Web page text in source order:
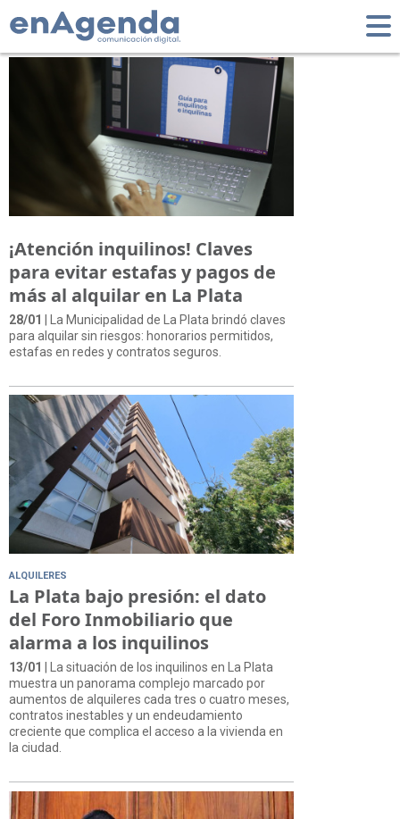
Tag: Inquilinos
¡Atención inquilinos! Claves
para evitar estafas y pagos de
más al alquilar en La Plata
28/01
| La Municipalidad de La Plata brindó claves
para alquilar sin riesgos: honorarios permitidos,
estafas en redes y contratos seguros.
ALQUILERES
La Plata bajo presión: el dato
del Foro Inmobiliario que
alarma a los inquilinos
13/01
| La situación de los inquilinos en La Plata
muestra un panorama complejo marcado por
aumentos de alquileres cada tres o cuatro meses,
contratos inestables y un endeudamiento
creciente que complica el acceso a la vivienda en
la ciudad.